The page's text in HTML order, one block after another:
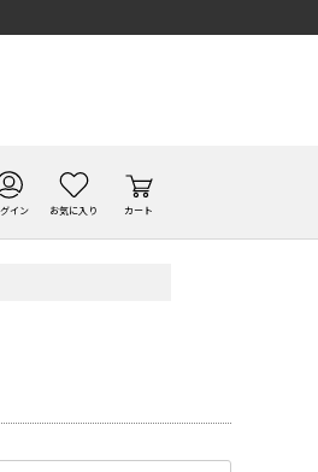
イン お気に入り カート